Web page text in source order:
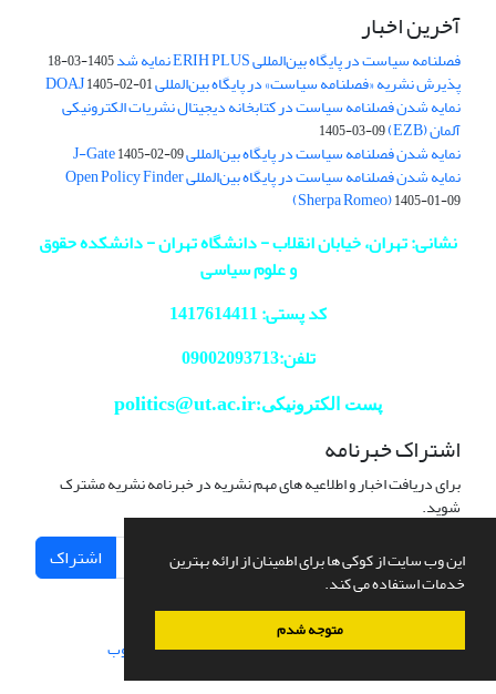
این وب سایت از کوکی ها برای اطمینان از ارائه بهترین
خدمات استفاده می کند.
متوجه شدم
آخرین اخبار
فصلنامه سیاست در پایگاه بین‌المللی ERIH PLUS نمایه شد 1405-03-18
پذیرش نشریه «فصلنامه سیاست» در پایگاه بین‌المللی DOAJ1405-02-01
نمایه شدن فصلنامه سیاست در کتابخانه دیجیتال نشریات الکترونیکی
آلمان (EZB) 1405-03-09
نمایه شدن فصلنامه سیاست در پایگاه بین‌المللی J-Gate1405-02-09
نمایه شدن فصلنامه سیاست در پایگاه بین‌المللی Open Policy Finder
(Sherpa Romeo)1405-01-09
نشانی: تهران، خیابان انقلاب - دانشگاه تهران - دانشکده حقوق
و علوم سیاسی
کد پستی: 1417614411
تلفن:09002093713
پست الکترونیکی:politics@ut.ac.ir
اشتراک خبرنامه
برای دریافت اخبار و اطلاعیه های مهم نشریه در خبرنامه نشریه مشترک
شوید.
اشتراک
سامانه مدیریت نشریات علمی.طراحی و پیاده سازی از سیناوب